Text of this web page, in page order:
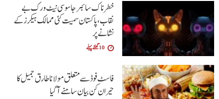
خطرناک سائبر جاسوسی نیٹ ورک بے
نقاب، پاکستان سمیت کئی ممالک ہیکرز کے
نشانے پر
10 گھنٹے پہلے
فاسٹ فوڈ سے متعلق مولانا طارق جمیل کا
حیران کن بیان سامنے آگیا